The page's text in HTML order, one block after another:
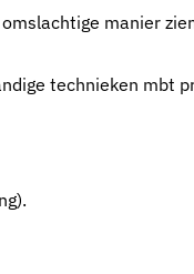
manier
technieken mbt